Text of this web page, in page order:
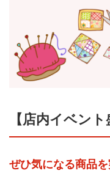
【店内イベン
ぜひ気になる商品